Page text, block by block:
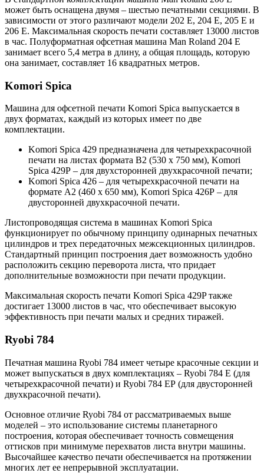
может быть оснащена двумя – шестью печатными секциями. В
зависимости от этого различают модели 202 E, 204 E, 205 E и
206 E. Максимальная скорость печати составляет 13000 листов
в час. Полуформатная офсетная машина Man Roland 204 E
занимает всего 5,4 метра в длину, а общая площадь, которую
она занимает, составляет 16 квадратных метров.
Komori Spica
Машина для офсетной печати Komori Spica выпускается в
двух форматах, каждый из которых имеет по две
комплектации.
Komori Spica 429 предназначена для четырехкрасочной
печати на листах формата В2 (530 х 750 мм), Komori
Spica 429Р – для двухсторонней двухкрасочной печати;
Komori Spica 426 – для четырехкрасочной печати на
формате А2 (460 х 650 мм), Komori Spica 426Р – для
двусторонней двухкрасочной печати.
Листопроводящая система в машинах Komori Spica
функционирует по обычному принципу одинарных печатных
цилиндров и трех передаточных межсекционных цилиндров.
Стандартный принцип построения дает возможность удобно
расположить секцию переворота листа, что придает
дополнительные возможности при печати продукции.
Максимальная скорость печати Komori Spica 429P также
достигает 13000 листов в час, что обеспечивает высокую
эффективность при печати малых и средних тиражей.
Ryobi 784
Печатная машина Ryobi 784 имеет четыре красочные секции и
может выпускаться в двух комплектациях – Ryobi 784 E (для
четырехкрасочной печати) и Ryobi 784 EР (для двусторонней
двухкрасочной печати).
Основное отличие Ryobi 784 от рассматриваемых выше
моделей – это использование системы планетарного
построения, которая обеспечивает точность совмещения
оттисков при минимуме перехватов листа внутри машины.
Высочайшее качество печати обеспечивается на протяжении
многих лет ее непрерывной эксплуатации.